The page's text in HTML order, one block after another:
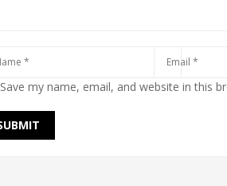
Save my name, email, and website in this